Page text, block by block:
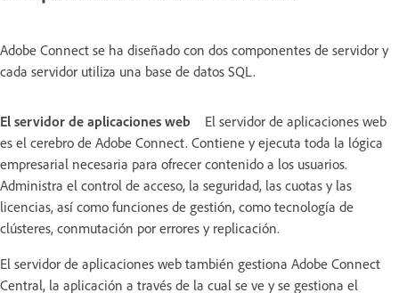
Adobe Connect se ha diseñado con dos componentes de servidor y
cada servidor utiliza una base de datos SQL.
El servidor de aplicaciones web
El servidor de aplicaciones web
es el cerebro de Adobe Connect. Contiene y ejecuta toda la lógica
empresarial necesaria para ofrecer contenido a los usuarios.
Administra el control de acceso, la seguridad, las cuotas y las
licencias, así como funciones de gestión, como tecnología de
clústeres, conmutación por errores y replicación.
El servidor de aplicaciones web también gestiona Adobe Connect
Central, la aplicación a través de la cual se ve y se gestiona el